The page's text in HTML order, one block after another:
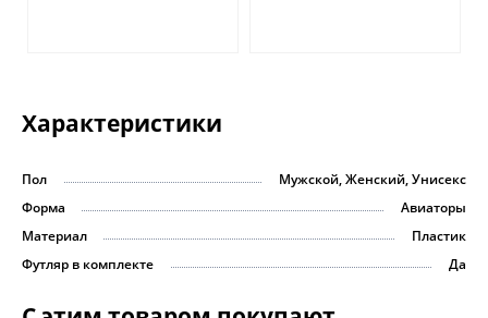
Характеристики
Пол
Мужской, Женский, Унисекс
Форма
Авиаторы
Материал
Пластик
Футляр в комплекте
Да